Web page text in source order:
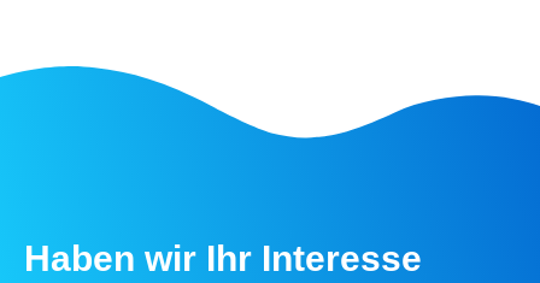
Haben wir Ihr Interesse